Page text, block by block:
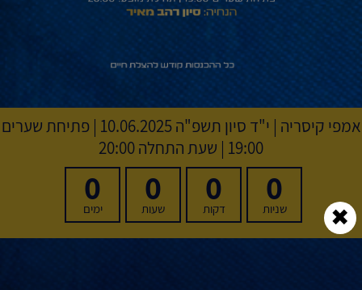
אמפי קיסריה | י"ד סיון תשפ"ה
10.06.2025 | פתיחת שערים
19:00 | שעת התחלה 20:00
0
שניות
0
דקות
0
שעות
0
ימים ✖